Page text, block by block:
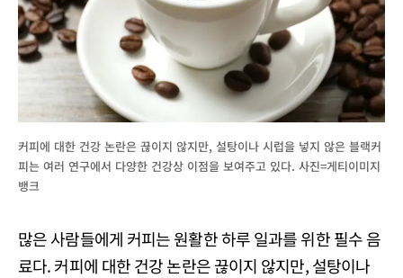
커피에 대한 건강 논란은 끊이지 않지만, 설탕이나 시럽을 넣지 않은 블랙커
피는 여러 연구에서 다양한 건강상 이점을 보여주고 있다. 사진=게티이미지
뱅크
많은 사람들에게 커피는 원활한 하루 일과를 위한 필수 음
료다. 커피에 대한 건강 논란은 끊이지 않지만, 설탕이나